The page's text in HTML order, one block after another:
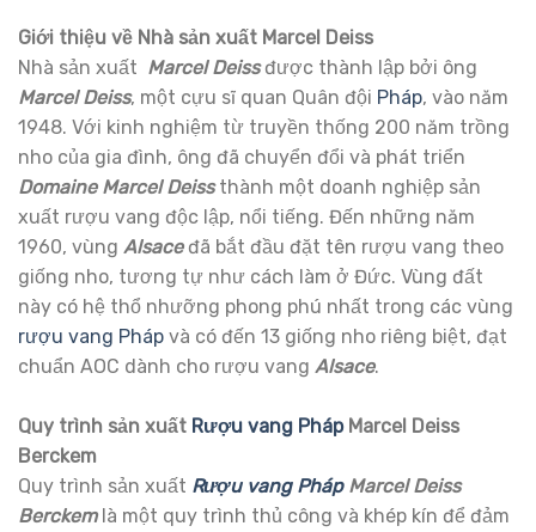
Giới thiệu về Nhà sản xuất Marcel Deiss
Nhà sản xuất Marcel Deissđược thành lập bởi ông
Marcel Deiss, một cựu sĩ quan Quân đội Pháp, vào năm
1948. Với kinh nghiệm từ truyền thống 200 năm trồng
nho của gia đình, ông đã chuyển đổi và phát triển
Domaine Marcel Deissthành một doanh nghiệp sản
xuất rượu vang độc lập, nổi tiếng. Đến những năm
1960, vùng Alsaceđã bắt đầu đặt tên rượu vang theo
giống nho, tương tự như cách làm ở Đức. Vùng đất
này có hệ thổ nhưỡng phong phú nhất trong các vùng
rượu vang Pháp và có đến 13 giống nho riêng biệt, đạt
chuẩn AOC dành cho rượu vang Alsace.
Quy trình sản xuất Rượu vang PhápMarcel Deiss
Berckem
Quy trình sản xuất Rượu vang PhápMarcel Deiss
Berckemlà một quy trình thủ công và khép kín để đảm